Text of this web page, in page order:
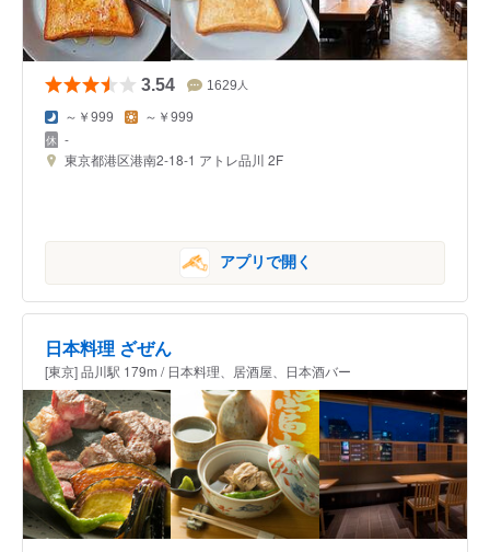
3.54 1629 人
～￥999 ～￥999
-
東京都港区港南2-18-1 アトレ品川 2F
アプリで開く
日本料理 ざぜん
[東京] 品川駅 179m / 日本料理、居酒屋、日本酒バー